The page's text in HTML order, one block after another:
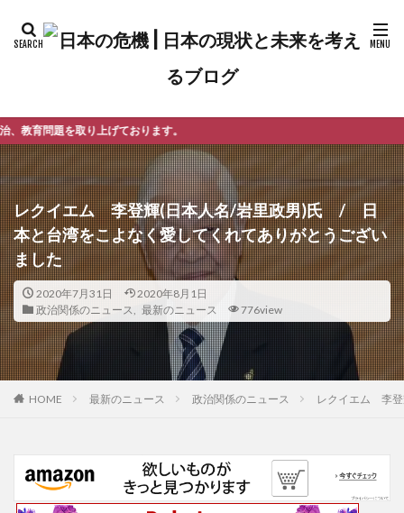
ります。
レクイエム 李登輝(日本人名/岩里政男)氏 / 日
本と台湾をこよなく愛してくれてありがとうござい
ました
2020年7月31日
2020年8月1日
政治関係のニュース
最新のニュース 776view
HOME 最新のニュース 政治関係のニュース レクイエム 李